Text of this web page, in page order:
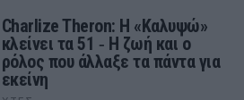
Charlize Theron: Η «Καλυψώ»
κλείνει τα 51 ‑ H ζωή και ο
ρόλος που άλλαξε τα πάντα για
εκείνη